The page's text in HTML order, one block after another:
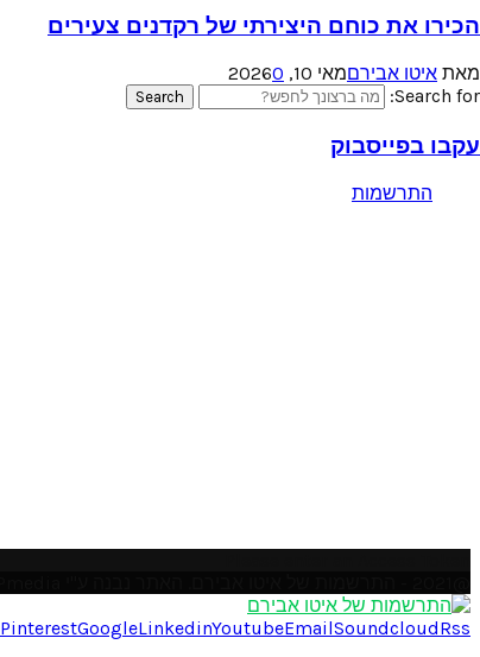
הכירו את כוחם היצירתי של רקדנים צעירים
מאת איטו אבירםמאי 10, 2026
0
Search for:
Search
עקבו בפייסבוק
התרשמות
PinterestGoogleLinkedinYoutubeEmailSoundcloudRss